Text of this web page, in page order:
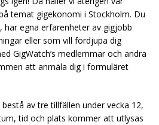
temat gigekonomi i Stockholm. Du
egna erfarenheter av gigjobb
eller som vill fördjupa dig
GigWatch’s medlemmar och andra
att anmäla dig i formuläret
av tre tillfällen under vecka 12,
tid och plats kommer att utlysas